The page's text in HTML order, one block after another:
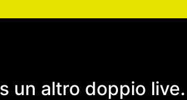
un altro doppio live.